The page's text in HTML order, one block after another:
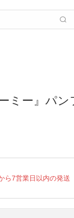
ミー』パン
ら7営業日以内の発送